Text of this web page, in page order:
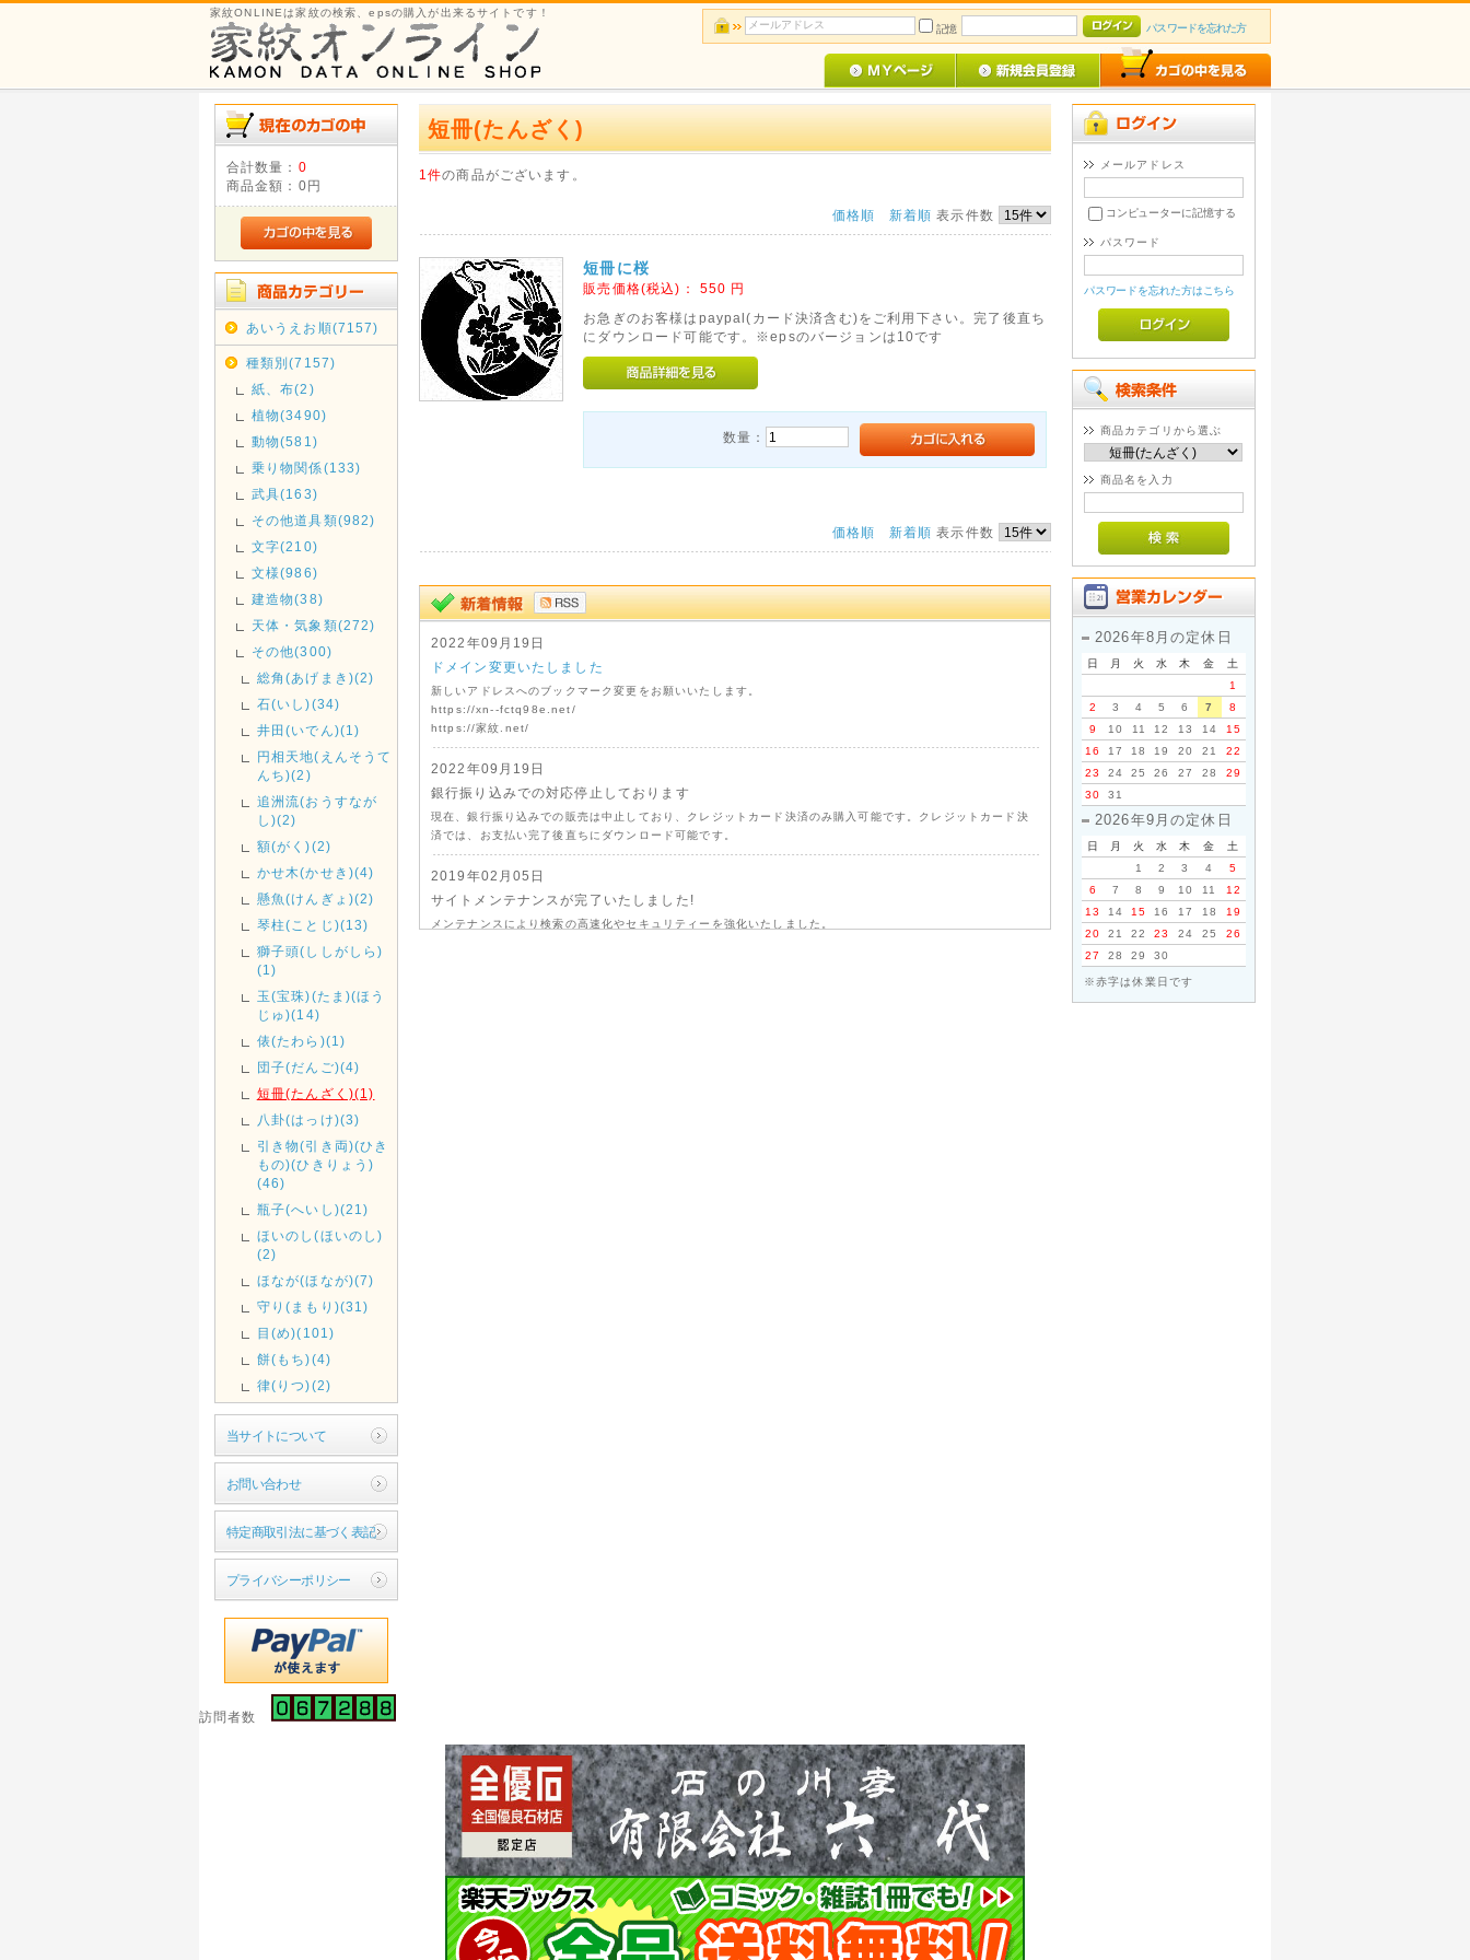
家紋ONLINEは家紋の検索、epsの購入が出来るサイトです！
記憶
パスワードを忘れた方
合計数量： 0
商品金額： 0円
あいうえお順(7157)
種類別(7157)
紙、布(2)
植物(3490)
動物(581)
乗り物関係(133)
武具(163)
その他道具類(982)
文字(210)
文様(986)
建造物(38)
天体・気象類(272)
その他(300)
総角(あげまき)(2)
石(いし)(34)
井田(いでん)(1)
円相天地(えんそうて
んち)(2)
追洲流(おうすなが
し)(2)
額(がく)(2)
かせ木(かせき)(4)
懸魚(けんぎょ)(2)
琴柱(ことじ)(13)
獅子頭(ししがしら)
(1)
玉(宝珠)(たま)(ほう
じゅ)(14)
俵(たわら)(1)
団子(だんご)(4)
短冊(たんざく)(1)
八卦(はっけ)(3)
引き物(引き両)(ひき
もの)(ひきりょう)
(46)
瓶子(へいし)(21)
ほいのし(ほいのし)
(2)
ほなが(ほなが)(7)
守り(まもり)(31)
目(め)(101)
餅(もち)(4)
律(りつ)(2)
当サイトについて
お問い合わせ
特定商取引法に基づく表記
プライバシーポリシー
訪問者数
短冊(たんざく)
1件の商品がございます。
価格順 新着順 表示件数
短冊に桜
販売価格(税込)： 550 円
お急ぎのお客様はpaypal(カード決済含む)をご利用下さい。完了後直ち
にダウンロード可能です。※epsのバージョンは10です
数量：
価格順 新着順 表示件数
2022年09月19日
ドメイン変更いたしました
新しいアドレスへのブックマーク変更をお願いいたします。
https://xn--fctq98e.net/
https://家紋.net/
2022年09月19日
銀行振り込みでの対応停止しております
現在、銀行振り込みでの販売は中止しており、クレジットカード決済のみ購入可能です。クレジットカード決
済では、お支払い完了後直ちにダウンロード可能です。
2019年02月05日
サイトメンテナンスが完了いたしました!
メンテナンスにより検索の高速化やセキュリティーを強化いたしました。
メールアドレス
コンピューターに記憶する
パスワード
パスワードを忘れた方はこちら
商品カテゴリから選ぶ
商品名を入力
2026年8月の定休日
日 月 火 水 木 金
土
1
2
3 4 5 6 7
8
9
10 11 12 13 14
15
16
17 18 19 20 21
22
23
24 25 26 27 28
29
30
31
2026年9月の定休日
日 月 火 水 木 金
土
1
2 3 4
5
6
7 8 9 10 11
12
13
14 15 16 17 18
19
20
21 22 23 24 25
26
27
28 29 30
※赤字は休業日です